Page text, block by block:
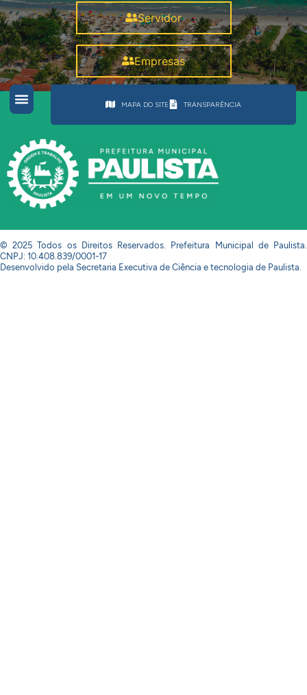
Servidor
Empresas
MAPA DO SITE TRANSPARÊNCIA
© 2025 Todos os Direitos Reservados. Prefeitura Municipal de Paulista.
CNPJ: 10.408.839/0001-17
Desenvolvido pela Secretaria Executiva de Ciência e tecnologia de Paulista.